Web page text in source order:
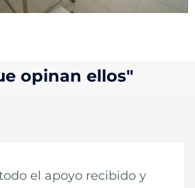
opinan ellos"
el apoyo recibido y